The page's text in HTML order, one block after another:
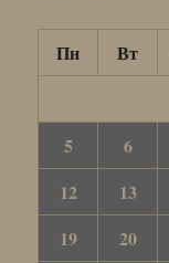
Пн Вт
5
6
12 13
19
20